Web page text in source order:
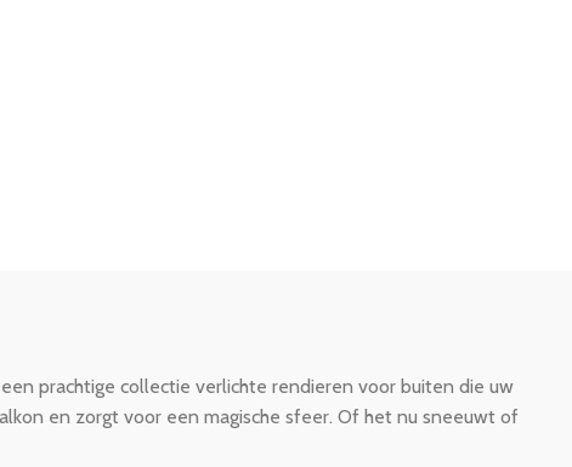
prachtige collectie verlichte rendieren voor buiten die uw
en zorgt voor een magische sfeer. Of het nu sneeuwt of